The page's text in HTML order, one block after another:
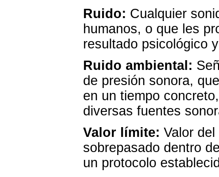
Ruido: Cualquier
humanos, o que les
resultado psicológico
Ruido ambiental:
de presión sonora,
en un tiempo
diversas fuentes
Valor límite: Valor
sobrepasado dentro
un protocolo